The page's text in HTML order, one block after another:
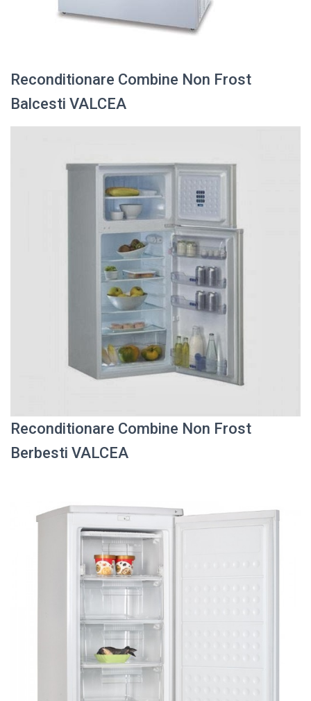
Reconditionare Combine Non Frost
Balcesti VALCEA
Reconditionare Combine Non Frost
Berbesti VALCEA